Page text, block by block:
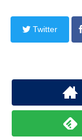
o
o
Twitter